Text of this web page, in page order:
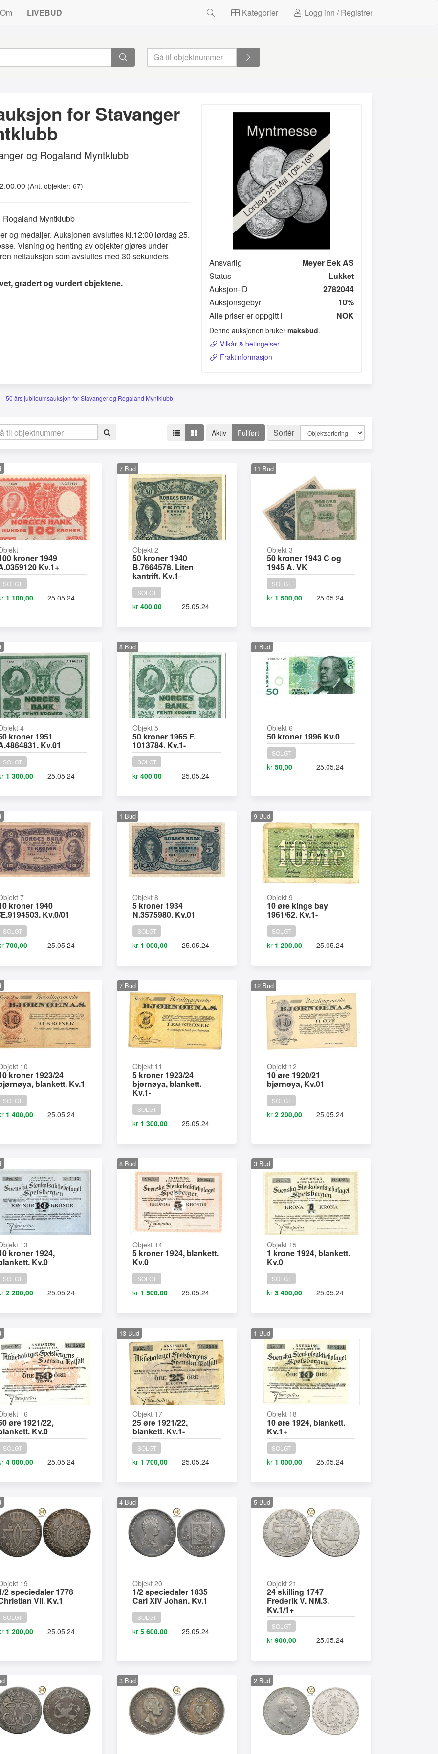
Om LIVEBUD Kategorier Logg inn / Registrer
for Stavanger
og Rogaland Myntklubb
(Ant. objekter: 67)
Myntklubb
og medaljer. Auksjonen avsluttes kl.12:00 lørdag 25.
Visning og henting av objekter gjøres under
nettauksjon som avsluttes med 30 sekunders
gradert og vurdert objektene.
Ansvarlig
Meyer Eek AS
Status
Lukket
Auksjon-ID
2782044
Auksjonsgebyr
10%
Alle priser er oppgitt i
NOK
Denne auksjonen brukermaksbud.
Vilkår & betingelser
Fraktinformasjon
50 års jubileumsauksjon for Stavanger og Rogaland Myntklubb
Aktiv Fullført Sortér
1
kroner 1949
Kv.1+
SOLGT
1 100,00 25.05.24
7 Bud
Objekt 2
50 kroner 1940
B.7664578. Liten
kantrift. Kv.1-
SOLGT
kr 400,00 25.05.24
11 Bud
Objekt 3
50 kroner 1943 C og
1945 A. VK
SOLGT
kr 1 500,00 25.05.24
4
kroner 1951
Kv.01
SOLGT
1 300,00 25.05.24
8 Bud
Objekt 5
50 kroner 1965 F.
1013784. Kv.1-
SOLGT
kr 400,00 25.05.24
1 Bud
Objekt 6
50 kroner 1996 Kv.0
SOLGT
kr 50,00 25.05.24
7
kroner 1940
Kv.0/01
SOLGT
700,00 25.05.24
1 Bud
Objekt 8
5 kroner 1934
N.3575980. Kv.01
SOLGT
kr 1 000,00 25.05.24
9 Bud
Objekt 9
10 øre kings bay
1961/62. Kv.1-
SOLGT
kr 1 200,00 25.05.24
10
kroner 1923/24
blankett. Kv.1
SOLGT
1 400,00 25.05.24
7 Bud
Objekt 11
5 kroner 1923/24
bjørnøya, blankett.
Kv.1-
SOLGT
kr 1 300,00 25.05.24
12 Bud
Objekt 12
10 øre 1920/21
bjørnøya, Kv.01
SOLGT
kr 2 200,00 25.05.24
13
kroner 1924,
Kv.0
SOLGT
2 200,00 25.05.24
8 Bud
Objekt 14
5 kroner 1924, blankett.
Kv.0
SOLGT
kr 1 500,00 25.05.24
3 Bud
Objekt 15
1 krone 1924, blankett.
Kv.0
SOLGT
kr 3 400,00 25.05.24
16
øre 1921/22,
Kv.0
SOLGT
4 000,00 25.05.24
13 Bud
Objekt 17
25 øre 1921/22,
blankett. Kv.1-
SOLGT
kr 1 700,00 25.05.24
1 Bud
Objekt 18
10 øre 1924, blankett.
Kv.1+
SOLGT
kr 1 000,00 25.05.24
19
2 speciedaler 1778
VII. Kv.1
SOLGT
1 200,00 25.05.24
4 Bud
Objekt 20
1/2 speciedaler 1835
Carl XIV Johan. Kv.1
SOLGT
kr 5 600,00 25.05.24
5 Bud
Objekt 21
24 skilling 1747
Frederik V. NM.3.
Kv.1/1+
SOLGT
kr 900,00 25.05.24
3 Bud 2 Bud